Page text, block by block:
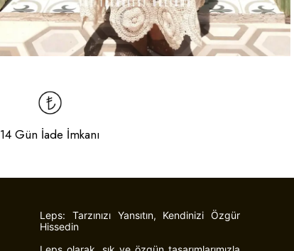
14 Gün İade İmkanı
Leps: Tarzınızı Yansıtın, Kendinizi Özgür
Hissedin